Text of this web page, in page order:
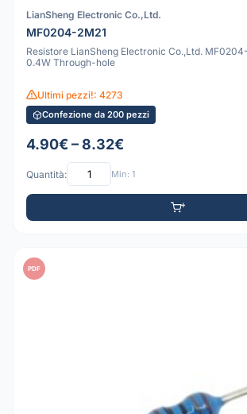
LianSheng Electronic Co.,Ltd.
MF0204-2M21
Resistore LianSheng Electronic Co.,Ltd.
0.4W Through-hole
Ultimi pezzi!: 4273
Confezione da 200 pezzi
4.90€ – 8.32€
Quantità: Min: 1
PDF